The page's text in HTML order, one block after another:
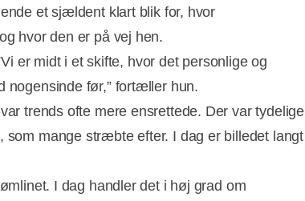
et sjældent klart blik for, hvor
hvor den er på vej hen.
er midt i et skifte, hvor det personlige og
nogensinde før,” fortæller hun.
trends ofte mere ensrettede. Der var tydelige
som mange stræbte efter. I dag er billedet langt
I dag handler det i høj grad om